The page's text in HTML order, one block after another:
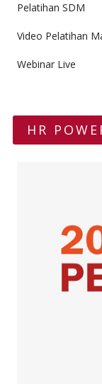
Pelatihan SDM
Video Pelatihan
Webinar Live
HR